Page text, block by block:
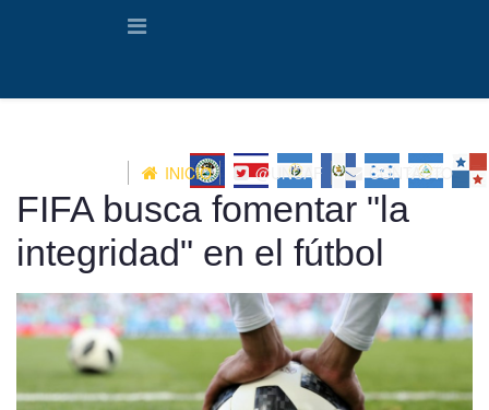
INICIO @UNCAF CONTACTO
FIFA busca fomentar "la
integridad" en el fútbol